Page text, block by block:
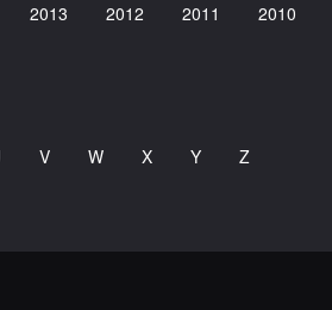
2013 2012 2011 2010
V W X Y
Z